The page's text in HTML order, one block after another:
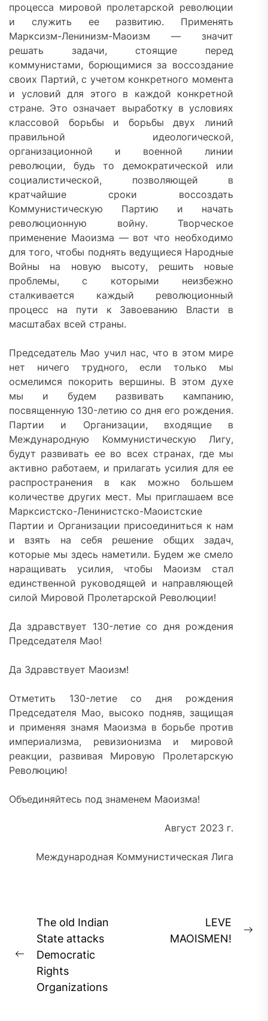
процесса мировой пролетарской революции
и служить ее развитию. Применять
Марксизм-Ленинизм-Маоизм — значит
решать задачи, стоящие перед
коммунистами, борющимися за воссоздание
своих Партий, с учетом конкретного момента
и условий для этого в каждой конкретной
стране. Это означает выработку в условиях
классовой борьбы и борьбы двух линий
правильной идеологической,
организационной и военной линии
революции, будь то демократической или
социалистической, позволяющей в
кратчайшие сроки воссоздать
Коммунистическую Партию и начать
революционную войну. Творческое
применение Маоизма — вот что необходимо
для того, чтобы поднять ведущиеся Народные
Войны на новую высоту, решить новые
проблемы, с которыми неизбежно
сталкивается каждый революционный
процесс на пути к Завоеванию Власти в
масштабах всей страны.
Председатель Мао учил нас, что в этом мире
нет ничего трудного, если только мы
осмелимся покорить вершины. В этом духе
мы и будем развивать кампанию,
посвященную 130-летию со дня его рождения.
Партии и Организации, входящие в
Международную Коммунистическую Лигу,
будут развивать ее во всех странах, где мы
активно работаем, и прилагать усилия для ее
распространения в как можно большем
количестве других мест. Мы приглашаем все
Марксистско-Ленинистско-Маоистские
Партии и Организации присоединиться к нам
и взять на себя решение общих задач,
которые мы здесь наметили. Будем же смело
наращивать усилия, чтобы Маоизм стал
единственной руководящей и направляющей
силой Мировой Пролетарской Революции!
Да здравствует 130-летие со дня рождения
Председателя Мао!
Да Здравствует Маоизм!
Отметить 130-летие со дня рождения
Председателя Мао, высоко подняв, защищая
и применяя знамя Маоизма в борьбе против
империализма, ревизионизма и мировой
реакции, развивая Мировую Пролетарскую
Революцию!
Объединяйтесь под знаменем Маоизма!
Август 2023 г.
Международная Коммунистическая Лига
Post
navigation
Previous
post:
The old Indian
State attacks
Democratic
Rights
Organizations
LEVE
MAOISMEN!